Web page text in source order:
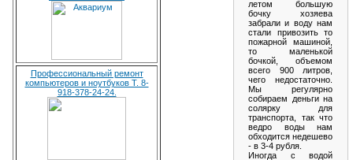
Профессиональный ремонт
компьютеров и ноутбуков Т. 8-
918-378-24-24.
летом большую
бочку хозяева
забрали и воду нам
стали привозить то
пожарной машиной,
то маленькой
бочкой, объемом
всего 900 литров,
чего недостаточно.
Мы регулярно
собираем деньги на
солярку для
транспорта, так что
ведро воды нам
обходится недешево
- в 3-4 рубля.
Иногда с водой